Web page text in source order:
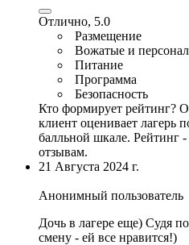
Отлично, 5.0
Размещение
Вожатые и персонал
Питание
Программа
Безопасность
Кто формирует рейтинг?
клиент оценивает лагерь
балльной шкале. Рейтинг
отзывам.
21 Августа 2024 г.
Анонимный пользователь
Дочь в лагере еще) Судя
смену - ей все нравится!)